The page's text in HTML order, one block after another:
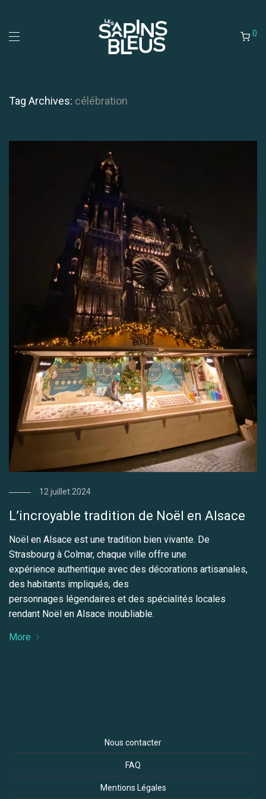
0
Tag Archives: célébration
12 juillet 2024
L’incroyable tradition de Noël en Alsace
Noël en Alsace est une tradition bien vivante. De
Strasbourg à Colmar, chaque ville offre une
expérience authentique avec des décorations artisanales,
des habitants impliqués, des
personnages légendaires et des spécialités locales
rendant Noël en Alsace inoubliable.
More
Nous contacter
FAQ
Mentions Légales